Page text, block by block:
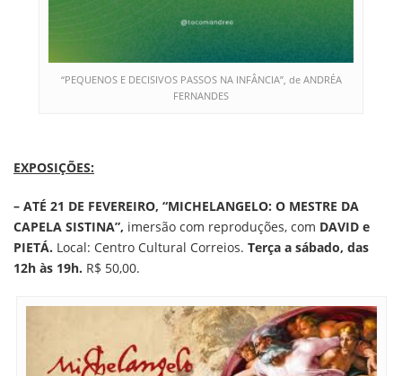
“PEQUENOS E DECISIVOS PASSOS NA INFÂNCIA”, de ANDRÉA
FERNANDES
EXPOSIÇÕES:
– ATÉ 21 DE FEVEREIRO, “MICHELANGELO: O MESTRE DA
CAPELA SISTINA”, imersão com reproduções, com DAVID e
PIETÁ. Local: Centro Cultural Correios. Terça a sábado, das
12h às 19h. R$ 50,00.